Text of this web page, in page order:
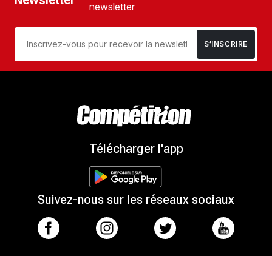
newsletter
S’INSCRIRE
Télécharger l'app
Suivez-nous sur les réseaux sociaux